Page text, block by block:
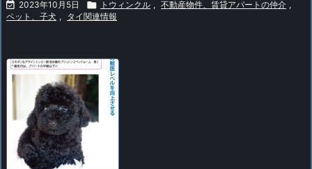
 2023年10月5日  トウィンクル , 不動産物件、賃貸アパートの仲介 ,
ペット、子犬 , タイ関連情報